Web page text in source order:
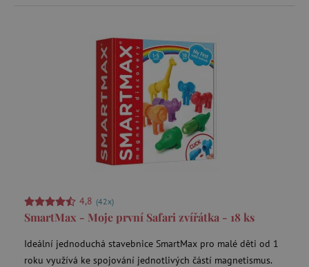
4,8 (42x)
SmartMax - Moje první Safari zvířátka - 18 ks
Ideální jednoduchá stavebnice SmartMax pro malé děti od 1
roku využívá ke spojování jednotlivých částí magnetismus.